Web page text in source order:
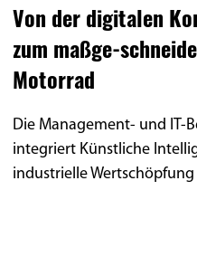
Von der digitalen
zum maßge-
Motorrad
Die Management- und IT-
integriert Künstliche
industrielle